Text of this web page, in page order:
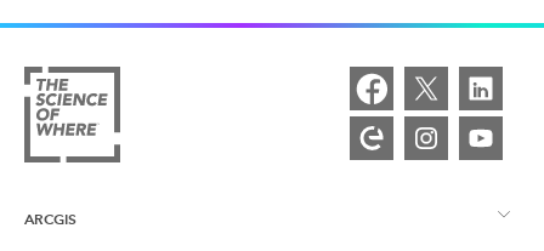
ARCGIS